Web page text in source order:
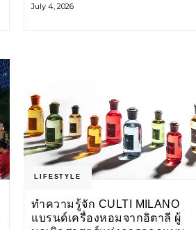
วันนี้ – 16 สิงหาคม 2569 นิทรรศการ
July 4, 2026
LIFESTYLE
ทำความรู้จัก CULTI MILANO
แบรนด์เครื่องหอมจากอิตาลี ผู้